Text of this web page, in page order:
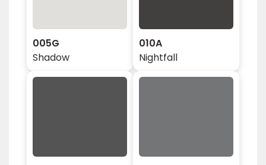
005G
Shadow
010A
Nightfall